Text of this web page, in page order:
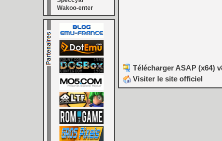
Wakoo-enter
Télécharger ASAP (x64)
Visiter le site officiel